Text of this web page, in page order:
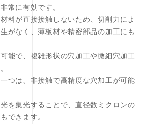
常に有効です。
料が直接接触しないため、切削力によ
がなく、薄板材や精密部品の加工にも
能で、複雑形状の穴加工や微細穴加工
つは、非接触で高精度な穴加工が可能
を集光することで、直径数ミクロンの
できます。